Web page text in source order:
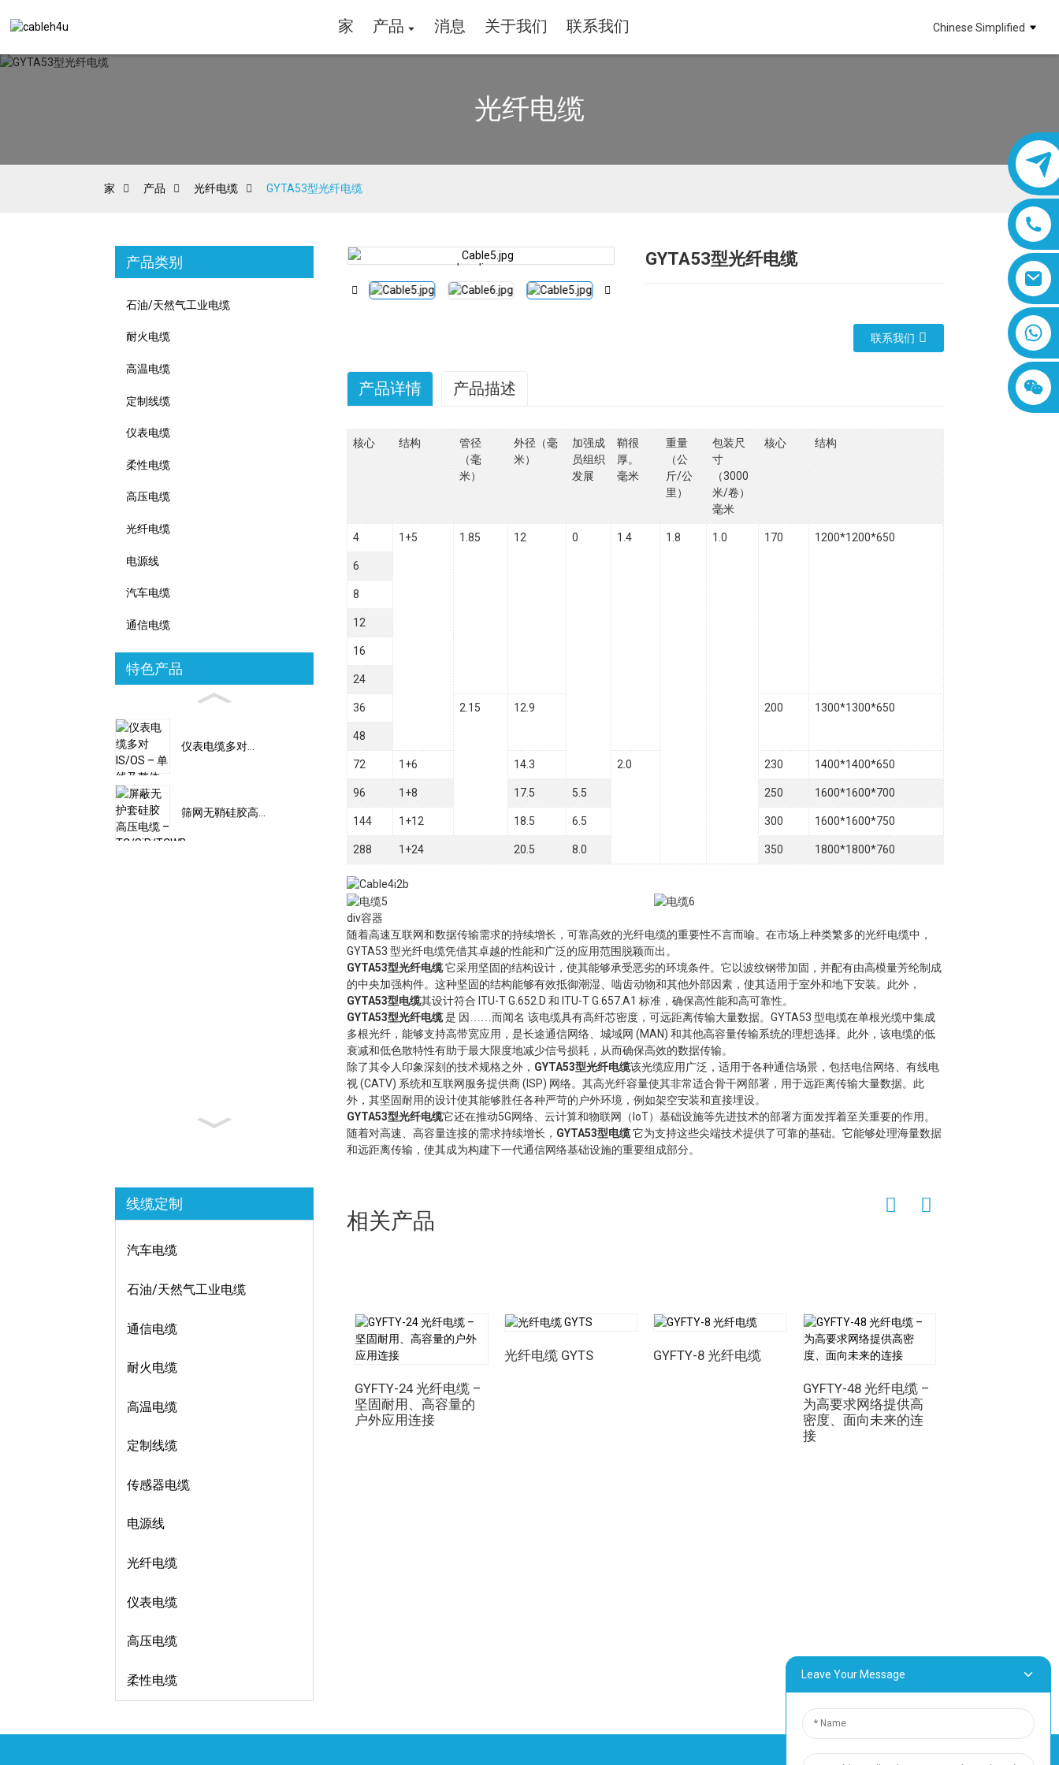
家 产品 消息 关于我们 联系我们 Chinese Simplified
8618019377761
光纤电缆
家 产品 光纤电缆 GYTA53型光纤电缆
产品类别
石油/天然气工业电缆
耐火电缆
高温电缆
定制线缆
仪表电缆
柔性电缆
高压电缆
光纤电缆
电源线
汽车电缆
通信电缆
特色产品
仪表电缆多对...
筛网无鞘硅胶高...
线缆定制
汽车电缆
石油/天然气工业电缆
通信电缆
耐火电缆
高温电缆
定制线缆
传感器电缆
电源线
光纤电缆
仪表电缆
高压电缆
柔性电缆
Loading...
Loading... Loading...
Loading... Loading...
Loading... Loading...
Loading...
GYTA53型光纤电缆
联系我们
产品详情 产品描述
核心 结构
管径
（毫
米）
外径（毫
米）
加强成
员组织
发展
鞘很
厚。
毫米
重量
（公
斤/公
里）
包装尺
寸
（3000
米/卷）
毫米
核心 结构
4 1+5 1.85 12 0 1.4 1.8 1.0 170 1200*1200*650
6
8
12
16
24
36 2.15 12.9 200 1300*1300*650
48
72 1+6 14.3 2.0 230 1400*1400*650
96 1+8 17.5 5.5 250 1600*1600*700
144 1+12 18.5 6.5 300 1600*1600*750
288 1+24 20.5 8.0 350 1800*1800*760
div容器
随着高速互联网和数据传输需求的持续增长，可靠高效的光纤电缆的重要性不言而喻。在市场上种类繁多的光纤电缆中，
GYTA53 型光纤电缆凭借其卓越的性能和广泛的应用范围脱颖而出。
GYTA53型光纤电缆它采用坚固的结构设计，使其能够承受恶劣的环境条件。它以波纹钢带加固，并配有由高模量芳纶制成
的中央加强构件。这种坚固的结构能够有效抵御潮湿、啮齿动物和其他外部因素，使其适用于室外和地下安装。此外，
GYTA53型电缆其设计符合 ITU-T G.652.D 和 ITU-T G.657.A1 标准，确保高性能和高可靠性。
GYTA53型光纤电缆是 因……而闻名 该电缆具有高纤芯密度，可远距离传输大量数据。GYTA53 型电缆在单根光缆中集成
多根光纤，能够支持高带宽应用，是长途通信网络、城域网 (MAN) 和其他高容量传输系统的理想选择。此外，该电缆的低
衰减和低色散特性有助于最大限度地减少信号损耗，从而确保高效的数据传输。
除了其令人印象深刻的技术规格之外， GYTA53型光纤电缆该光缆应用广泛，适用于各种通信场景，包括电信网络、有线电
视 (CATV) 系统和互联网服务提供商 (ISP) 网络。其高光纤容量使其非常适合骨干网部署，用于远距离传输大量数据。此
外，其坚固耐用的设计使其能够胜任各种严苛的户外环境，例如架空安装和直接埋设。
GYTA53型光纤电缆它还在推动5G网络、云计算和物联网（IoT）基础设施等先进技术的部署方面发挥着至关重要的作用。
随着对高速、高容量连接的需求持续增长， GYTA53型电缆它为支持这些尖端技术提供了可靠的基础。它能够处理海量数据
和远距离传输，使其成为构建下一代通信网络基础设施的重要组成部分。
相关产品
GYFTY-24 光纤电缆 –
坚固耐用、高容量的
户外应用连接
光纤电缆 GYTS GYFTY-8 光纤电缆
GYFTY-48 光纤电缆 –
为高要求网络提供高
密度、面向未来的连
接
Leave Your Message